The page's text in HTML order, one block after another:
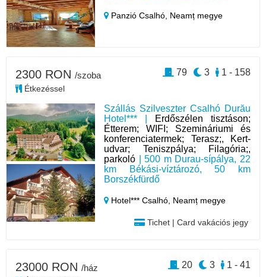
Panzió Csalhó, Neamț megye
Szállás Szilveszter Csalhó Durău
Hotel*** |
Erdőszélen tisztáson;
Étterem; WIFI; Szemináriumi és
konferenciatermek; Terasz;, Kert-
udvar; Teniszpálya; Filagória;,
parkoló | 500 m Durau-sípálya, 22
km Békási-víztározó, 50 km
Borszékfürdő
Hotel*** Csalhó, Neamț megye
Tichet | Card vakációs jegy
2300 RON /szoba
Étkezéssel
1 - 158
3
79
23000 RON /ház 1 - 41
3
20